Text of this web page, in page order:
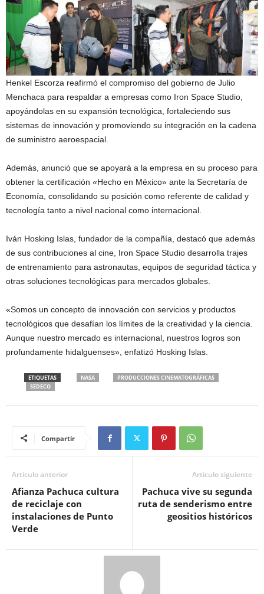
Henkel Escorza reafirmó el compromiso del gobierno de Julio
Menchaca para respaldar a empresas como Iron Space Studio,
apoyándolas en su expansión tecnológica, fortaleciendo sus
sistemas de innovación y promoviendo su integración en la cadena
de suministro aeroespacial.
Además, anunció que se apoyará a la empresa en su proceso para
obtener la certificación «Hecho en México» ante la Secretaría de
Economía, consolidando su posición como referente de calidad y
tecnología tanto a nivel nacional como internacional.
Iván Hosking Islas, fundador de la compañía, destacó que además
de sus contribuciones al cine, Iron Space Studio desarrolla trajes
de entrenamiento para astronautas, equipos de seguridad táctica y
otras soluciones tecnológicas para mercados globales.
«Somos un concepto de innovación con servicios y productos
tecnológicos que desafían los límites de la creatividad y la ciencia.
Aunque nuestro mercado es internacional, nuestros logros son
profundamente hidalguenses», enfatizó Hosking Islas.
ETIQUETAS NASA
PRODUCCIONES CINEMATOGRÁFICAS
SEDECO
Compartir
Artículo anterior
Afianza Pachuca cultura
de reciclaje con
instalaciones de Punto
Verde
Artículo siguiente
Pachuca vive su segunda
ruta de senderismo entre
geositios históricos